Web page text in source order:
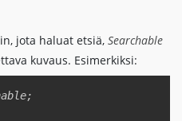
jota haluat etsiä, Searchable
kuvaus. Esimerkiksi:
;